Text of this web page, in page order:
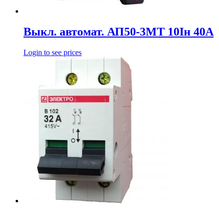
Выкл. автомат. АП50-3МТ 10Iн 40А
Login to see prices